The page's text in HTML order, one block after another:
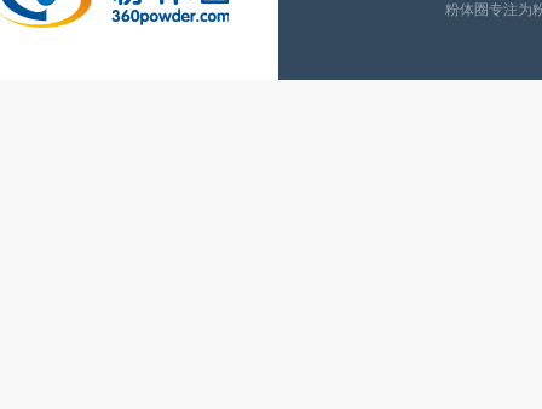
粉体圈专注为